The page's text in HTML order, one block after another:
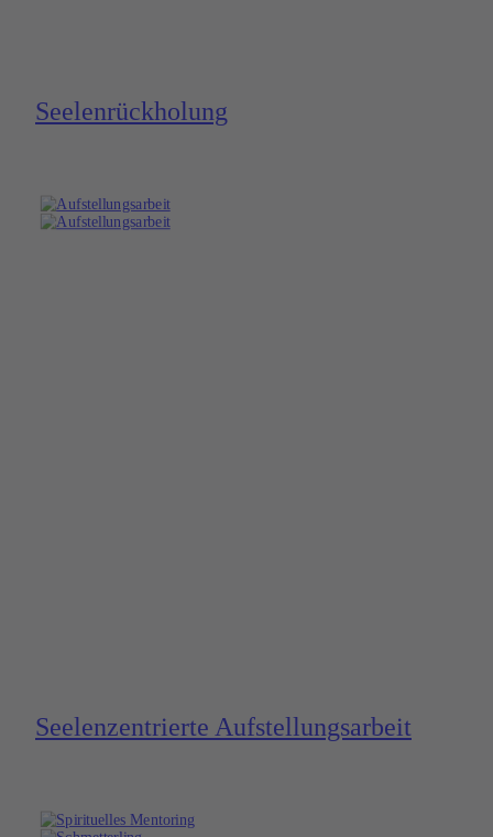
Seelen­rückholung
Seelen­zentrierte Aufstel­lungs­arbeit